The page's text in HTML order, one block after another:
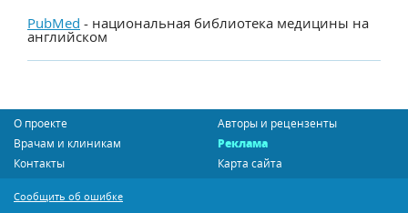
PubMed - национальная библиотека медицины на
английском
О проекте
Авторы и рецензенты
Врачам и клиникам
Реклама
Контакты
Карта сайта
Сообщить об ошибке